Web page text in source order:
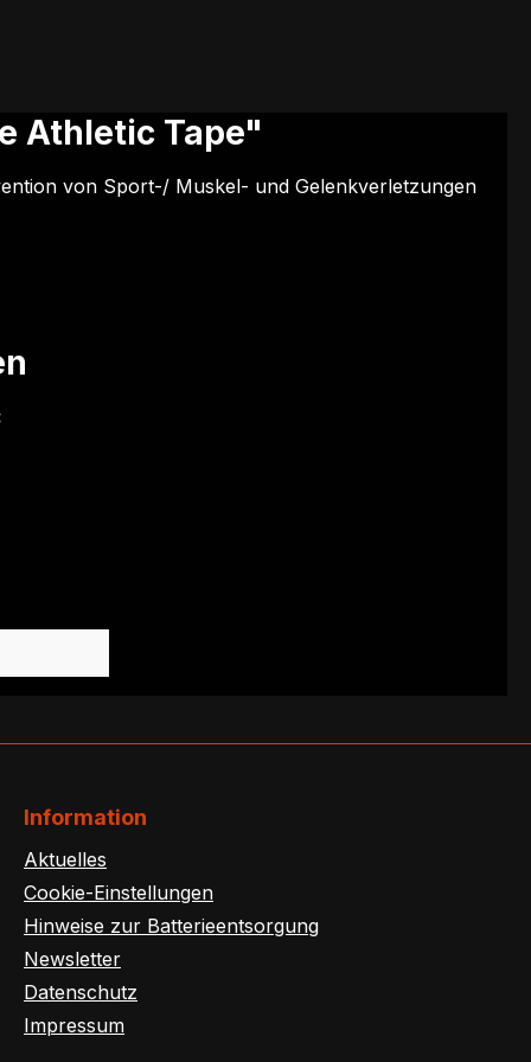
Athletic Tape"
von Sport-/ Muskel- und Gelenkverletzungen
Information
Aktuelles
Cookie-Einstellungen
Hinweise zur Batterieentsorgung
Newsletter
Datenschutz
Impressum